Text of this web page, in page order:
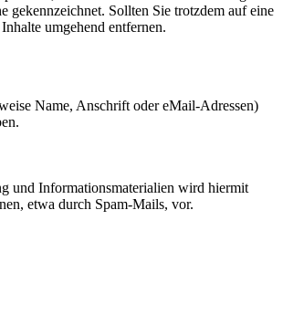
gekennzeichnet. Sollten Sie trotzdem auf eine
umgehend entfernen.
Name, Anschrift oder eMail-Adressen)
und Informationsmaterialien wird hiermit
etwa durch Spam-Mails, vor.